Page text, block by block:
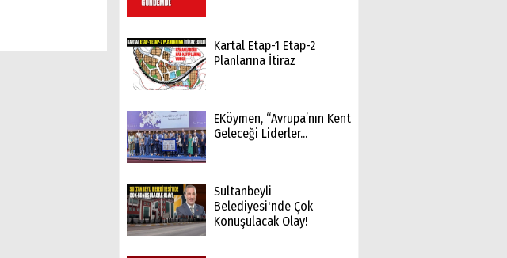
Kartal Etap-1 Etap-2
Planlarına İtiraz
EKöymen, “Avrupa’nın Kent
Geleceği Liderler...
Sultanbeyli
Belediyesi'nde Çok
Konuşulacak Olay!